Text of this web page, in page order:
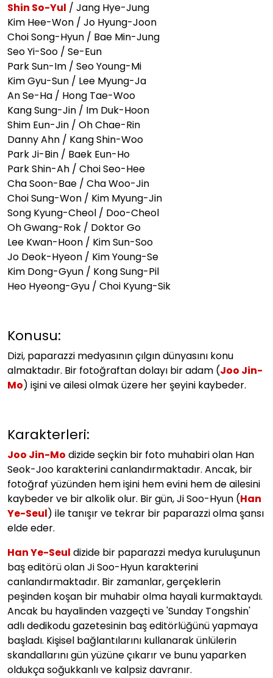
Shin So-Yul / Jang Hye-Jung
Kim Hee-Won / Jo Hyung-Joon
Choi Song-Hyun / Bae Min-Jung
Seo Yi-Soo / Se-Eun
Park Sun-Im / Seo Young-Mi
Kim Gyu-Sun / Lee Myung-Ja
An Se-Ha / Hong Tae-Woo
Kang Sung-Jin / Im Duk-Hoon
Shim Eun-Jin / Oh Chae-Rin
Danny Ahn / Kang Shin-Woo
Park Ji-Bin / Baek Eun-Ho
Park Shin-Ah / Choi Seo-Hee
Cha Soon-Bae / Cha Woo-Jin
Choi Sung-Won / Kim Myung-Jin
Song Kyung-Cheol / Doo-Cheol
Oh Gwang-Rok / Doktor Go
Lee Kwan-Hoon / Kim Sun-Soo
Jo Deok-Hyeon / Kim Young-Se
Kim Dong-Gyun / Kong Sung-Pil
Heo Hyeong-Gyu / Choi Kyung-Sik
Konusu:
Dizi, paparazzi medyasının çılgın dünyasını konu
almaktadır. Bir fotoğraftan dolayı bir adam (Joo Jin-
Mo) işini ve ailesi olmak üzere her şeyini kaybeder.
Karakterleri:
Joo Jin-Mo dizide seçkin bir foto muhabiri olan Han
Seok-Joo karakterini canlandırmaktadır. Ancak, bir
fotoğraf yüzünden hem işini hem evini hem de ailesini
kaybeder ve bir alkolik olur. Bir gün, Ji Soo-Hyun (Han
Ye-Seul) ile tanışır ve tekrar bir paparazzi olma şansı
elde eder.
Han Ye-Seul dizide bir paparazzi medya kuruluşunun
baş editörü olan Ji Soo-Hyun karakterini
canlandırmaktadır. Bir zamanlar, gerçeklerin
peşinden koşan bir muhabir olma hayali kurmaktaydı.
Ancak bu hayalinden vazgeçti ve 'Sunday Tongshin'
adlı dedikodu gazetesinin baş editörlüğünü yapmaya
başladı. Kişisel bağlantılarını kullanarak ünlülerin
skandallarını gün yüzüne çıkarır ve bunu yaparken
oldukça soğukkanlı ve kalpsiz davranır.